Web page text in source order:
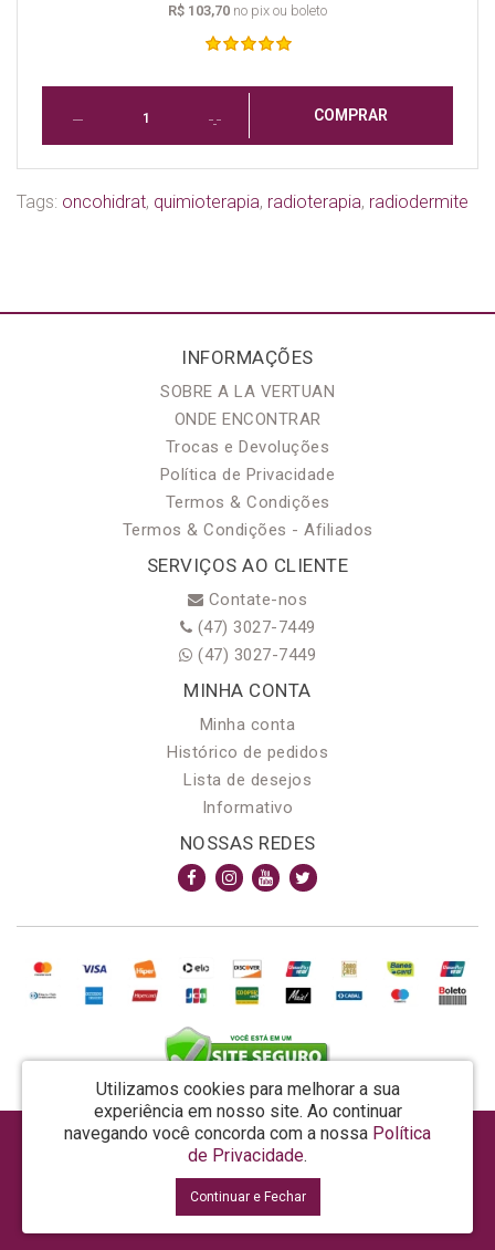
R$ 103,70 no pix ou boleto
COMPRAR
Tags: oncohidrat, quimioterapia, radioterapia, radiodermite
INFORMAÇÕES
SOBRE A LA VERTUAN
ONDE ENCONTRAR
Trocas e Devoluções
Política de Privacidade
Termos & Condições
Termos & Condições - Afiliados
SERVIÇOS AO CLIENTE
Contate-nos
(47) 3027-7449
(47) 3027-7449
MINHA CONTA
Minha conta
Histórico de pedidos
Lista de desejos
Informativo
NOSSAS REDES
Utilizamos cookies para melhorar a sua
experiência em nosso site. Ao continuar
navegando você concorda com a nossa Política
de Privacidade.
Continuar e Fechar
AROMA & MAGIA MANUF DE PROD COSMECEUTICOS LTDA EPP - CNPJ: 81.362.295/0001-48
Rua da Prosperidade, 480 - Araquari - SC - CEP: 89245-000
La Vertuan © 2026